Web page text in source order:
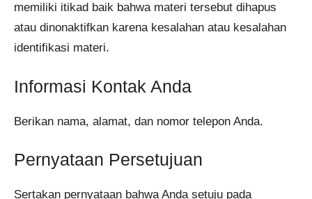
memiliki itikad baik bahwa materi tersebut dihapus
atau dinonaktifkan karena kesalahan atau kesalahan
identifikasi materi.
Informasi Kontak Anda
Berikan nama, alamat, dan nomor telepon Anda.
Pernyataan Persetujuan
Sertakan pernyataan bahwa Anda setuju pada